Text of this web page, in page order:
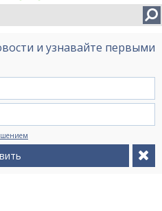
и узнавайте первыми